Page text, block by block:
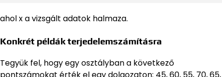
ahol x a vizsgált adatok halmaza.
Konkrét példák terjedelemszámításra
Tegyük fel, hogy egy osztályban a következő
pontszámokat érték el egy dolgozaton: 45, 60, 55, 70, 65,